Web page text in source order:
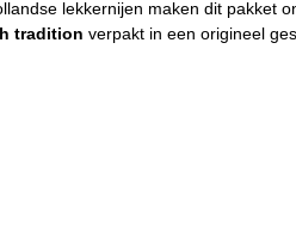
lekkernijen maken dit pakket
tradition verpakt in een origineel